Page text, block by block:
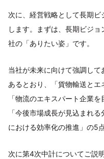
次に、経営戦略として長期
します。まずは、長期ビジ
社の「ありたい姿」です。
当社が未来に向けて強調し
あるとおり、「貨物輸送とエ
「物流のエキスパート企業
「今後市場成長が見込まれ
における効率化の推進」の5点
次に第4次中計についてご説